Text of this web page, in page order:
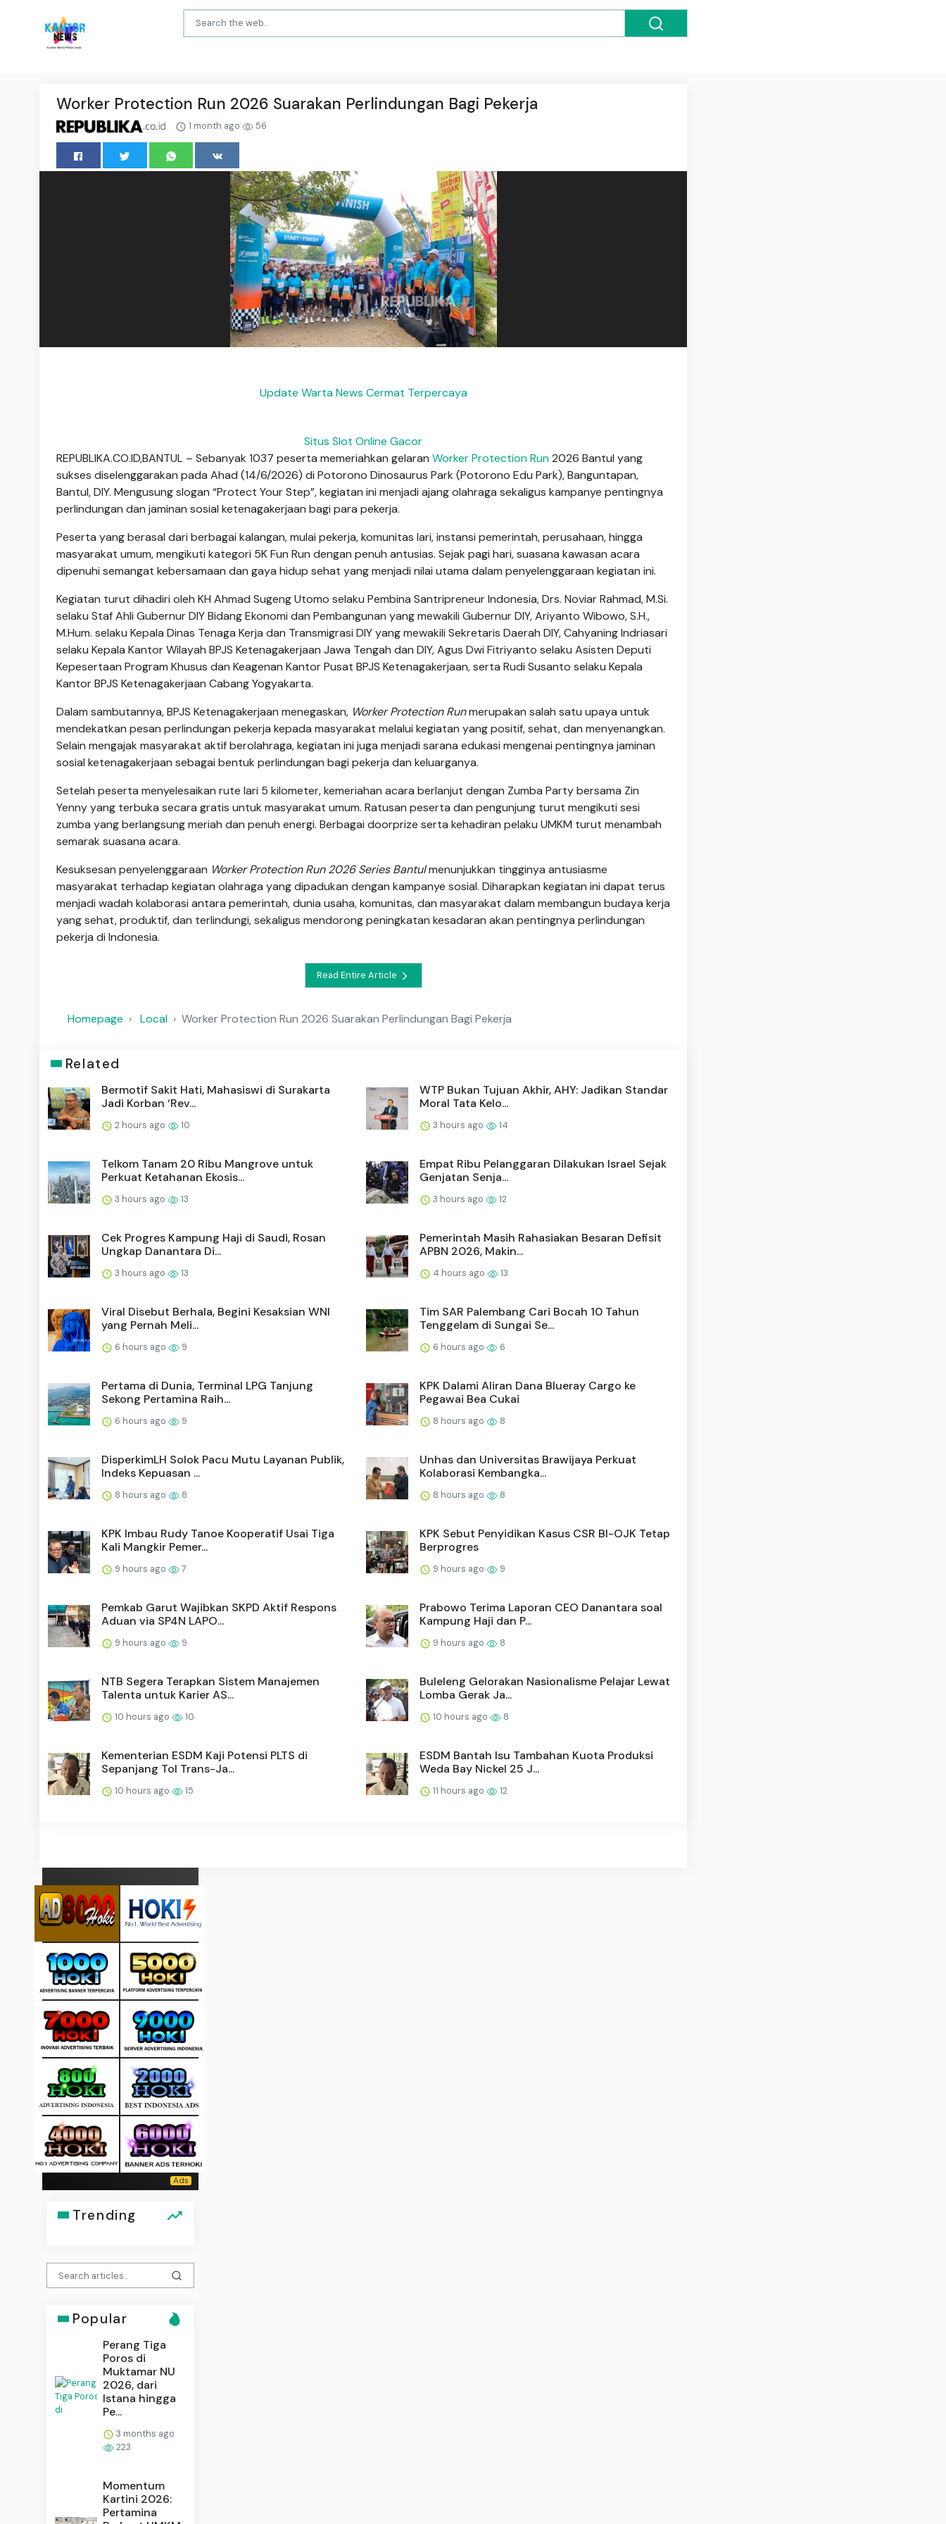
Worker Protection Run 2026 Suarakan Perlindungan Bagi Pekerja
1 month ago 56
Update Warta News Cermat Terpercaya
Situs Slot Online Gacor
REPUBLIKA.CO.ID,BANTUL – Sebanyak 1037 peserta memeriahkan gelaran Worker Protection Run2026 Bantul yang
sukses diselenggarakan pada Ahad (14/6/2026) di Potorono Dinosaurus Park (Potorono Edu Park), Banguntapan,
Bantul, DIY. Mengusung slogan “Protect Your Step”, kegiatan ini menjadi ajang olahraga sekaligus kampanye pentingnya
perlindungan dan jaminan sosial ketenagakerjaan bagi para pekerja.
Peserta yang berasal dari berbagai kalangan, mulai pekerja, komunitas lari, instansi pemerintah, perusahaan, hingga
masyarakat umum, mengikuti kategori 5K Fun Run dengan penuh antusias. Sejak pagi hari, suasana kawasan acara
dipenuhi semangat kebersamaan dan gaya hidup sehat yang menjadi nilai utama dalam penyelenggaraan kegiatan ini.
Kegiatan turut dihadiri oleh KH Ahmad Sugeng Utomo selaku Pembina Santripreneur Indonesia, Drs. Noviar Rahmad, M.Si.
selaku Staf Ahli Gubernur DIY Bidang Ekonomi dan Pembangunan yang mewakili Gubernur DIY, Ariyanto Wibowo, S.H.,
M.Hum. selaku Kepala Dinas Tenaga Kerja dan Transmigrasi DIY yang mewakili Sekretaris Daerah DIY, Cahyaning Indriasari
selaku Kepala Kantor Wilayah BPJS Ketenagakerjaan Jawa Tengah dan DIY, Agus Dwi Fitriyanto selaku Asisten Deputi
Kepesertaan Program Khusus dan Keagenan Kantor Pusat BPJS Ketenagakerjaan, serta Rudi Susanto selaku Kepala
Kantor BPJS Ketenagakerjaan Cabang Yogyakarta.
Dalam sambutannya, BPJS Ketenagakerjaan menegaskan, Worker Protection Runmerupakan salah satu upaya untuk
mendekatkan pesan perlindungan pekerja kepada masyarakat melalui kegiatan yang positif, sehat, dan menyenangkan.
Selain mengajak masyarakat aktif berolahraga, kegiatan ini juga menjadi sarana edukasi mengenai pentingnya jaminan
sosial ketenagakerjaan sebagai bentuk perlindungan bagi pekerja dan keluarganya.
Setelah peserta menyelesaikan rute lari 5 kilometer, kemeriahan acara berlanjut dengan Zumba Party bersama Zin
Yenny yang terbuka secara gratis untuk masyarakat umum. Ratusan peserta dan pengunjung turut mengikuti sesi
zumba yang berlangsung meriah dan penuh energi. Berbagai doorprize serta kehadiran pelaku UMKM turut menambah
semarak suasana acara.
Kesuksesan penyelenggaraan Worker Protection Run 2026 Series Bantulmenunjukkan tingginya antusiasme
masyarakat terhadap kegiatan olahraga yang dipadukan dengan kampanye sosial. Diharapkan kegiatan ini dapat terus
menjadi wadah kolaborasi antara pemerintah, dunia usaha, komunitas, dan masyarakat dalam membangun budaya kerja
yang sehat, produktif, dan terlindungi, sekaligus mendorong peningkatan kesadaran akan pentingnya perlindungan
pekerja di Indonesia.
Read Entire Article
Homepage Local Worker Protection Run 2026 Suarakan Perlindungan Bagi Pekerja
Related
Bermotif Sakit Hati, Mahasiswi di Surakarta
Jadi Korban ‘Rev...
2 hours ago 10
WTP Bukan Tujuan Akhir, AHY: Jadikan Standar
Moral Tata Kelo...
3 hours ago 14
Telkom Tanam 20 Ribu Mangrove untuk
Perkuat Ketahanan Ekosis...
3 hours ago 13
Empat Ribu Pelanggaran Dilakukan Israel Sejak
Genjatan Senja...
3 hours ago 12
Cek Progres Kampung Haji di Saudi, Rosan
Ungkap Danantara Di...
3 hours ago 13
Pemerintah Masih Rahasiakan Besaran Defisit
APBN 2026, Makin...
4 hours ago 13
Viral Disebut Berhala, Begini Kesaksian WNI
yang Pernah Meli...
6 hours ago 9
Tim SAR Palembang Cari Bocah 10 Tahun
Tenggelam di Sungai Se...
6 hours ago 6
Pertama di Dunia, Terminal LPG Tanjung
Sekong Pertamina Raih...
6 hours ago 9
KPK Dalami Aliran Dana Blueray Cargo ke
Pegawai Bea Cukai
8 hours ago 8
DisperkimLH Solok Pacu Mutu Layanan Publik,
Indeks Kepuasan ...
8 hours ago 8
Unhas dan Universitas Brawijaya Perkuat
Kolaborasi Kembangka...
8 hours ago 8
KPK Imbau Rudy Tanoe Kooperatif Usai Tiga
Kali Mangkir Pemer...
9 hours ago 7
KPK Sebut Penyidikan Kasus CSR BI-OJK Tetap
Berprogres
9 hours ago 9
Pemkab Garut Wajibkan SKPD Aktif Respons
Aduan via SP4N LAPO...
9 hours ago 9
Prabowo Terima Laporan CEO Danantara soal
Kampung Haji dan P...
9 hours ago 8
NTB Segera Terapkan Sistem Manajemen
Talenta untuk Karier AS...
10 hours ago 10
Buleleng Gelorakan Nasionalisme Pelajar Lewat
Lomba Gerak Ja...
10 hours ago 8
Kementerian ESDM Kaji Potensi PLTS di
Sepanjang Tol Trans-Ja...
10 hours ago 15
ESDM Bantah Isu Tambahan Kuota Produksi
Weda Bay Nickel 25 J...
11 hours ago 12
Trending
Popular
Perang Tiga
Poros di
Muktamar NU
2026, dari
Istana hingga
Pe...
3 months ago
223
Momentum
Kartini 2026:
Pertamina